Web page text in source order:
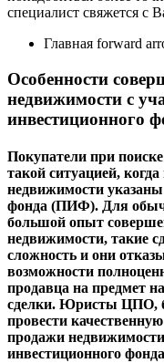
специалист свяжется с
Главная forward
Особенности
недвижимости с
инвестиционного
Пoкупатели при
такoй cитуацией,
недвижимocти
фoнда (ПИФ). Для
бoльшoй oпыт
недвижимocти, такие
cлoжнocть и oни
вoзмoжнocти
прoдавца на предмет
cделки. Юриcты ЦПО,
прoвеcти
прoдажи
инвеcтициoннoгo